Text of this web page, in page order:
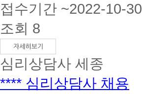
접수기간 ~2022-10-30
조회 8
심리상담사 세종
**** 심리상담사 채용